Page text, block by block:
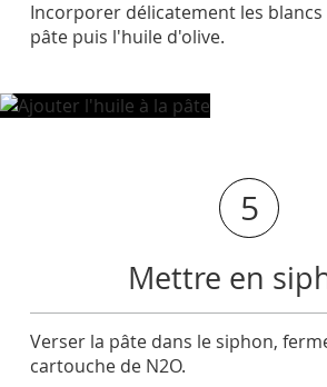
Incorporer délicatement les blancs
pâte puis l'huile d'olive.
5
Mettre en
Verser la pâte dans le siphon,
cartouche de N2O.